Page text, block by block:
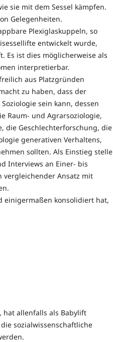
sie mit dem Sessel kämpfen.
Gelegenheiten.
Plexiglaskuppeln, so
entwickelt wurde,
Es ist dies möglicherweise als
interpretierbar.
aus Platzgründen
zu haben, dass der
sein kann, dessen
Raum- und Agrarsoziologie,
die Geschlechterforschung, die
generativen Verhaltens,
sollten. Als Einstieg stelle
Interviews an Einer- bis
vergleichender Ansatz mit
einigermaßen konsolidiert hat,
hat allenfalls als Babylift
sozialwissenschaftliche